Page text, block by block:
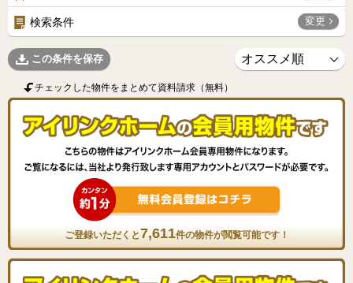
検索条件 変更
この条件を保存
チェックした物件をまとめて資料請求（無料）
ご登録いただくと7,611件の物件が閲覧可能です！